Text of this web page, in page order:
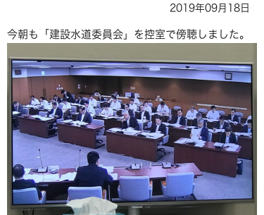
2019年09月18日
今朝も「建設水道委員会」を控室で傍聴しました。